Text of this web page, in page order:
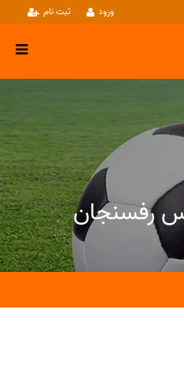
ثبت نام ورود
رفسنجان